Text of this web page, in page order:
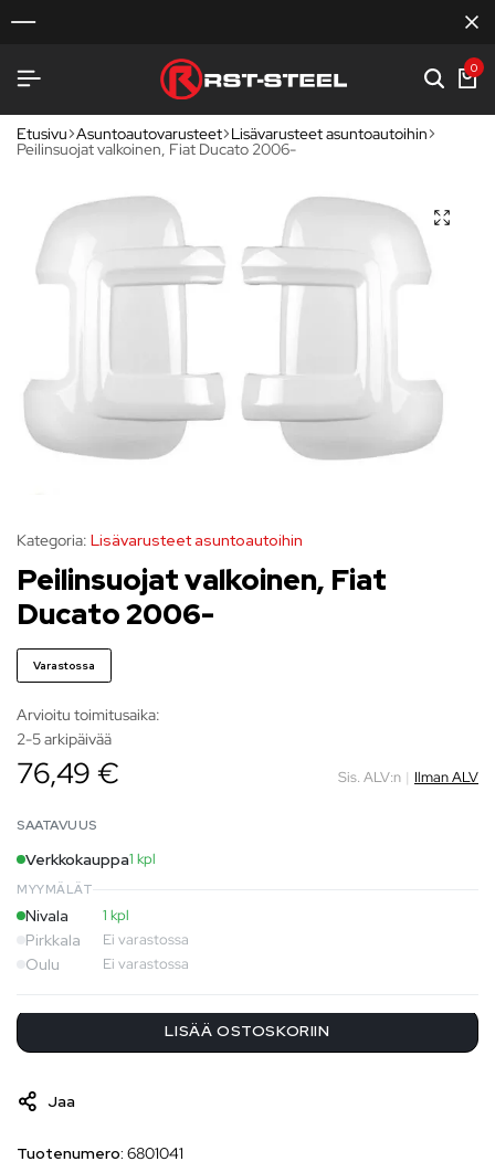
0
Etusivu Asuntoautovarusteet Lisävarusteet asuntoautoihin
Peilinsuojat valkoinen, Fiat Ducato 2006-
Kategoria: Lisävarusteet asuntoautoihin
Peilinsuojat valkoinen, Fiat
Ducato 2006-
Varastossa
Arvioitu toimitusaika:
2-5 arkipäivää
76,49 € Sis. ALV:n | Ilman ALV
SAATAVUUS
Verkkokauppa1 kpl
MYYMÄLÄT
Nivala 1 kpl
Pirkkala Ei varastossa
Oulu Ei varastossa
LISÄÄ OSTOSKORIIN
Jaa
Tuotenumero: 6801041